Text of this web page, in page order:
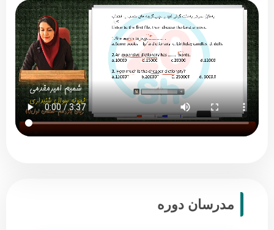
مدرسان دوره